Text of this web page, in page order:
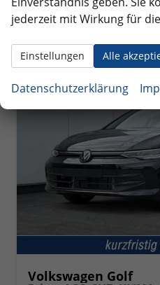
2
ab 259,– € mtl.
Volkswagen Golf
jederzeit mit Wirkung für
Alle
Einstellungen
Datenschutzerklärung